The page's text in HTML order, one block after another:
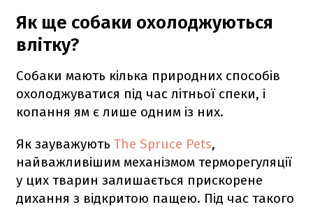
Як ще собаки охолоджуються
влітку?
Собаки мають кілька природних способів
охолоджуватися під час літньої спеки, і
копання ям є лише одним із них.
Як зауважують The Spruce Pets,
найважливішим механізмом терморегуляції
у цих тварин залишається прискорене
дихання з відкритою пащею. Під час такого